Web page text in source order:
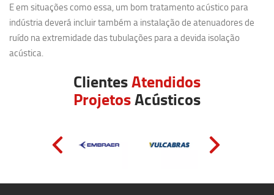
E em situações como essa, um bom tratamento acústico para
indústria deverá incluir também a instalação de atenuadores de
ruído na extremidade das tubulações para a devida isolação
acústica.
ClientesAtendidos
ProjetosAcústicos